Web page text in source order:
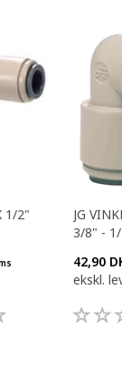
1/2"
JG
3/8" -
42,90
ekskl.